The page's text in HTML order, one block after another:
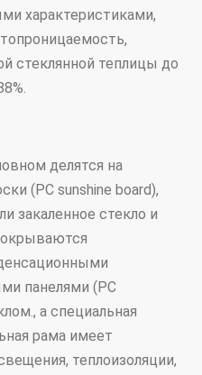
характеристиками,
стеклянной теплицы до
делятся на
(PC sunshine board),
закаленное стекло и
панелями (PC
а специальная
рама имеет
теплоизоляции,